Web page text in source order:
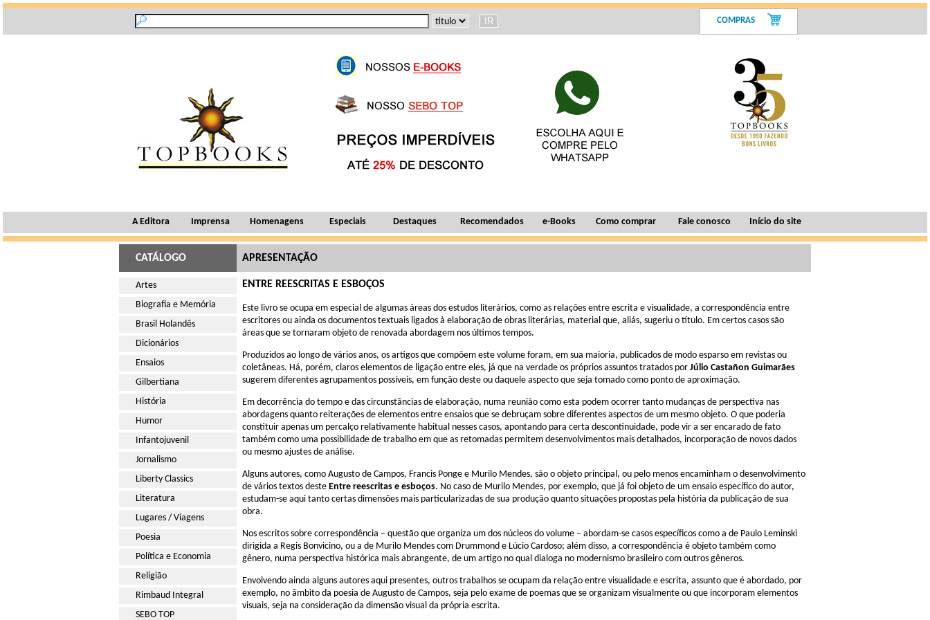
COMPRAS
A Editora Imprensa Homenagens Especiais Destaques Recomendados e-Books Como comprar Fale conosco Início do site
CATÁLOGO APRESENTAÇÃO
Artes
Biografia e Memória
Brasil Holandês
Dicionários
Ensaios
Gilbertiana
História
Humor
Infantojuvenil
Jornalismo
Liberty Classics
Literatura
Lugares / Viagens
Poesia
Política e Economia
Religião
Rimbaud Integral
SEBO TOP
ENTRE REESCRITAS E ESBOÇOS
Este livro se ocupa em especial de algumas áreas dos estudos literários, como as relações entre escrita e visualidade, a correspondência entre
escritores ou ainda os documentos textuais ligados à elaboração de obras literárias, material que, aliás, sugeriu o título. Em certos casos são
áreas que se tornaram objeto de renovada abordagem nos últimos tempos.
Produzidos ao longo de vários anos, os artigos que compõem este volume foram, em sua maioria, publicados de modo esparso em revistas ou
coletâneas. Há, porém, claros elementos de ligação entre eles, já que na verdade os próprios assuntos tratados por Júlio Castañon Guimarães
sugerem diferentes agrupamentos possíveis, em função deste ou daquele aspecto que seja tomado como ponto de aproximação.
Em decorrência do tempo e das circunstâncias de elaboração, numa reunião como esta podem ocorrer tanto mudanças de perspectiva nas
abordagens quanto reiterações de elementos entre ensaios que se debruçam sobre diferentes aspectos de um mesmo objeto. O que poderia
constituir apenas um percalço relativamente habitual nesses casos, apontando para certa descontinuidade, pode vir a ser encarado de fato
também como uma possibilidade de trabalho em que as retomadas permitem desenvolvimentos mais detalhados, incorporação de novos dados
ou mesmo ajustes de análise.
Alguns autores, como Augusto de Campos, Francis Ponge e Murilo Mendes, são o objeto principal, ou pelo menos encaminham o desenvolvimento
de vários textos deste Entre reescritas e esboços. No caso de Murilo Mendes, por exemplo, que já foi objeto de um ensaio específico do autor,
estudam-se aqui tanto certas dimensões mais particularizadas de sua produção quanto situações propostas pela história da publicação de sua
obra.
Nos escritos sobre correspondência – questão que organiza um dos núcleos do volume – abordam-se casos específicos como a de Paulo Leminski
dirigida a Regis Bonvicino, ou a de Murilo Mendes com Drummond e Lúcio Cardoso; além disso, a correspondência é objeto também como
gênero, numa perspectiva histórica mais abrangente, de um artigo no qual dialoga no modernismo brasileiro com outros gêneros.
Envolvendo ainda alguns autores aqui presentes, outros trabalhos se ocupam da relação entre visualidade e escrita, assunto que é abordado, por
exemplo, no âmbito da poesia de Augusto de Campos, seja pelo exame de poemas que se organizam visualmente ou que incorporam elementos
visuais, seja na consideração da dimensão visual da própria escrita.